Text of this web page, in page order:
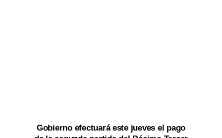
Gobierno efectuará este jueves el pago